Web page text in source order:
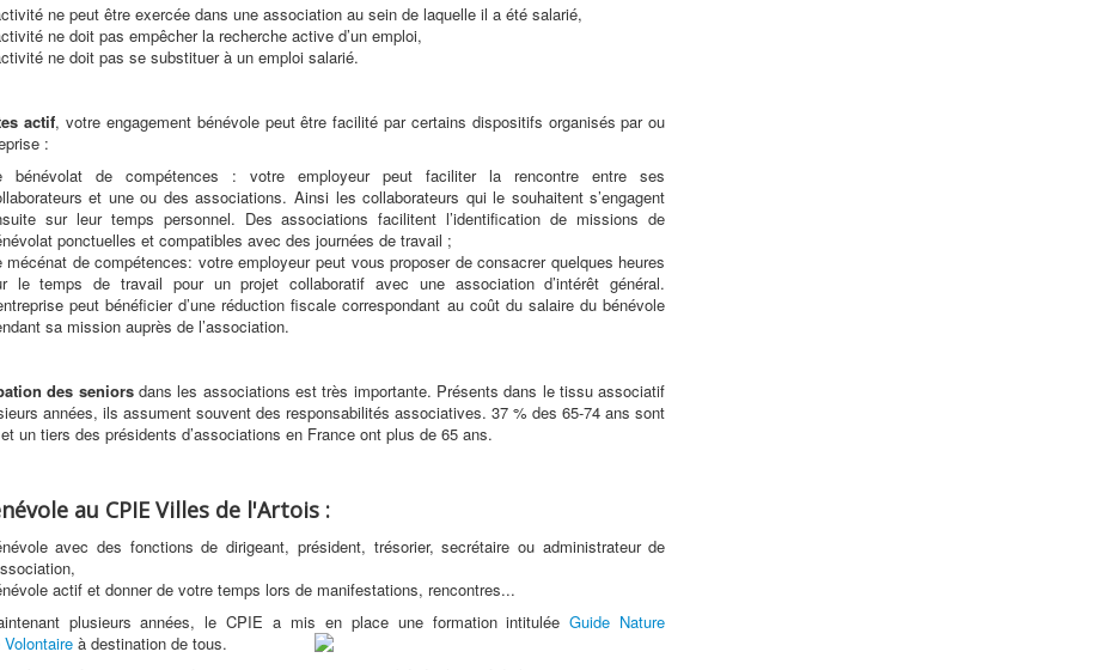
ne peut être exercée dans une association au sein de laquelle il a été salarié,
ne doit pas empêcher la recherche active d’un emploi,
ne doit pas se substituer à un emploi salarié.
actif, votre engagement bénévole peut être facilité par certains dispositifs organisés par ou
:
bénévolat de compétences : votre employeur peut faciliter la rencontre entre ses
et une ou des associations. Ainsi les collaborateurs qui le souhaitent s’engagent
sur leur temps personnel. Des associations facilitent l’identification de missions de
ponctuelles et compatibles avec des journées de travail ;
mécénat de compétences: votre employeur peut vous proposer de consacrer quelques heures
le temps de travail pour un projet collaboratif avec une association d’intérêt général.
peut bénéficier d’une réduction fiscale correspondant au coût du salaire du bénévole
sa mission auprès de l’association.
des seniorsdans les associations est très importante. Présents dans le tissu associatif
années, ils assument souvent des responsabilités associatives. 37 % des 65-74 ans sont
un tiers des présidents d’associations en France ont plus de 65 ans.
au CPIE Villes de l'Artois :
avec des fonctions de dirigeant, président, trésorier, secrétaire ou administrateur de
actif et donner de votre temps lors de manifestations, rencontres...
plusieurs années, le CPIE a mis en place une formation intituléeGuide Nature
à destination de tous.